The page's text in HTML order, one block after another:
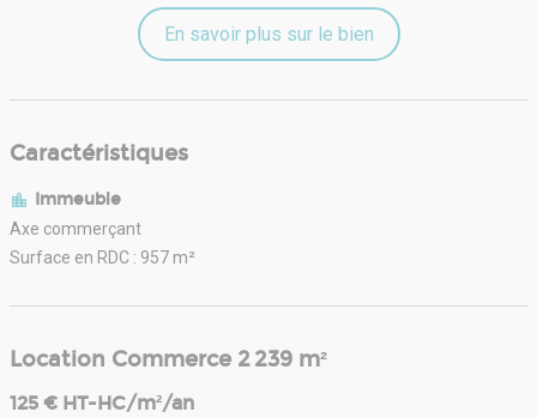
En savoir plus sur le bien
Caractéristiques
Immeuble
Axe commerçant
Surface en RDC : 957 m²
Location Commerce 2 239 m²
125 € HT-HC/m²/an